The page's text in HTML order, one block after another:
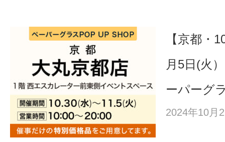
【京都・
月5日(火
ーパーグ
2024年10月